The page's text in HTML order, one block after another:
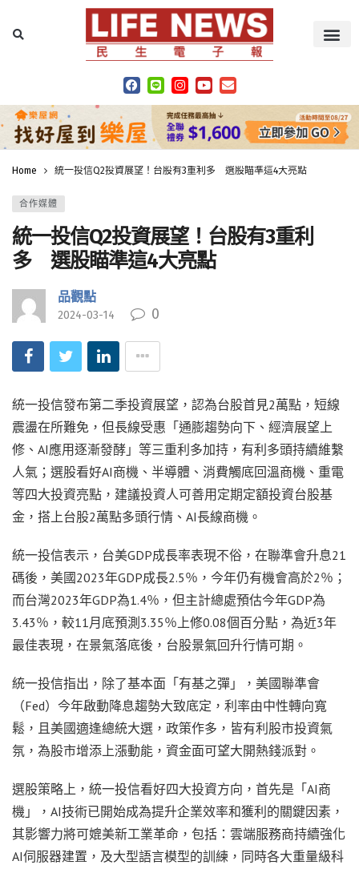
Home 統一投信Q2投資展望！台股有3重利多 選股瞄準這4大亮點
合作媒體
統一投信Q2投資展望！台股有3重利
多 選股瞄準這4大亮點
品觀點
2024-03-14 0
統一投信發布第二季投資展望，認為台股首見2萬點，短線
震盪在所難免，但長線受惠「通膨趨勢向下、經濟展望上
修、AI應用逐漸發酵」等三重利多加持，有利多頭持續維繫
人氣；選股看好AI商機、半導體、消費觸底回溫商機、重電
等四大投資亮點，建議投資人可善用定期定額投資台股基
金，搭上台股2萬點多頭行情、AI長線商機。
統一投信表示，台美GDP成長率表現不俗，在聯準會升息21
碼後，美國2023年GDP成長2.5％，今年仍有機會高於2％；
而台灣2023年GDP為1.4％，但主計總處預估今年GDP為
3.43％，較11月底預測3.35％上修0.08個百分點，為近3年
最佳表現，在景氣落底後，台股景氣回升行情可期。
統一投信指出，除了基本面「有基之彈」，美國聯準會
（Fed）今年啟動降息趨勢大致底定，利率由中性轉向寬
鬆，且美國適逢總統大選，政策作多，皆有利股市投資氣
氛，為股市增添上漲動能，資金面可望大開熱錢派對。
選股策略上，統一投信看好四大投資方向，首先是「AI商
機」，AI技術已開始成為提升企業效率和獲利的關鍵因素，
其影響力將可媲美新工業革命，包括：雲端服務商持續強化
AI伺服器建置，及大型語言模型的訓練，同時各大重量級科